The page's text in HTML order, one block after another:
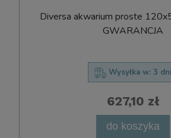
D​i​v​e​r​s​a​ ​a​k​w​a​r​i​u​m​ ​p​r​o​s​t​e​
G​W​A​R​A​N​C​J​A
Wysyłka w: 3 dni
627,10 zł
do koszyka